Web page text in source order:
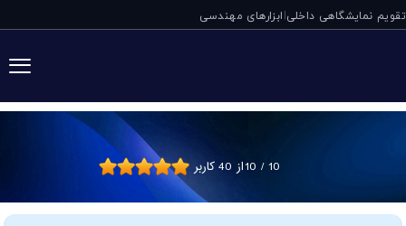
تقویم نمایشگاهی داخلی|ابزارهای مهندسی
گریس پمپ سطلی مخزن دار 10 / 10 از 40کاربر